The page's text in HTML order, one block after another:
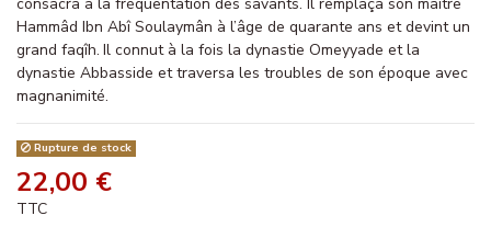
Hammâd Ibn Abî Soulaymân à l’âge de quarante ans et devint un
grand faqîh. Il connut à la fois la dynastie Omeyyade et la
dynastie Abbasside et traversa les troubles de son époque avec
magnanimité.
Rupture de stock
22,00 €
TTC